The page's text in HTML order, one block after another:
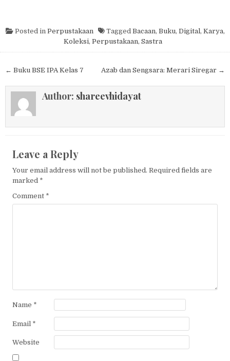
Posted in Perpustakaan Tagged Bacaan, Buku, Digital, Karya,
Koleksi, Perpustakaan, Sastra
Post navigation Azab dan Sengsara: Merari Siregar →
← Buku BSE IPA Kelas 7
Author: shareevhidayat
Leave a Reply
Your email address will not be published. Required fields are
marked *
Comment *
Name *
Email *
Website